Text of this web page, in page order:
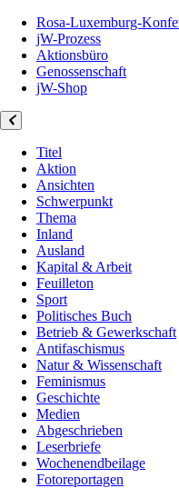
Rosa-Luxemburg-
jW-Prozess
Aktionsbüro
Genossenschaft
jW-Shop
Titel
Aktion
Ansichten
Schwerpunkt
Thema
Inland
Ausland
Kapital & Arbeit
Feuilleton
Sport
Politisches Buch
Betrieb & Gewerkschaft
Antifaschismus
Natur & Wissenschaft
Feminismus
Geschichte
Medien
Abgeschrieben
Leserbriefe
Wochenendbeilage
Fotoreportagen